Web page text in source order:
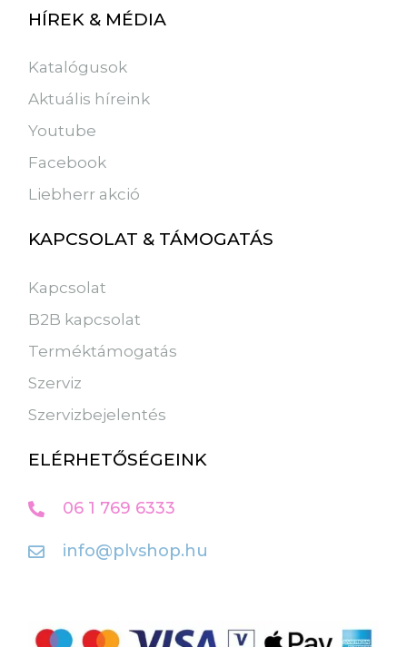
HÍREK & MÉDIA
Katalógusok
Aktuális híreink
Youtube
Facebook
Liebherr akció
KAPCSOLAT & TÁMOGATÁS
Kapcsolat
B2B kapcsolat
Terméktámogatás
Szerviz
Szervizbejelentés
ELÉRHETŐSÉGEINK
06 1 769 6333
info@plvshop.hu